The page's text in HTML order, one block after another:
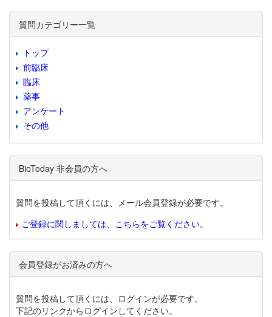
質問カテゴリー一覧
トップ
前臨床
臨床
薬事
アンケート
その他
BioToday 非会員の方へ
質問を投稿して頂くには、メール会員登録が必要です。
ご登録に関しましては、こちらをご覧ください。
会員登録がお済みの方へ
質問を投稿して頂くには、ログインが必要です。
下記のリンクからログインしてください。